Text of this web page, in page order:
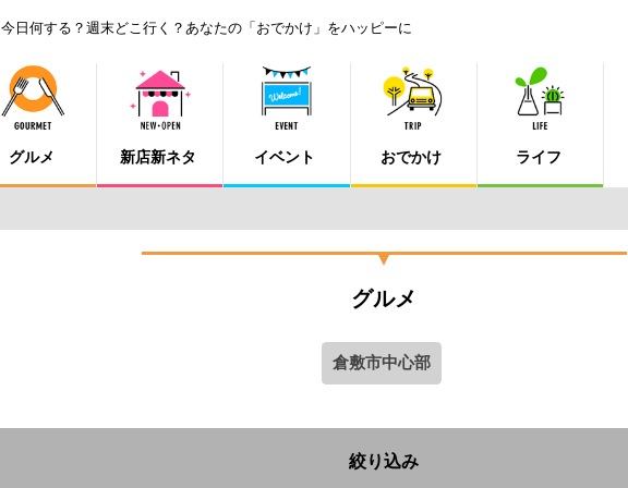
今日何する？週末どこ行く？あなたの「おでかけ」をハッピーに
グルメ 新店新ネタ イベント おでかけ ライフ
グルメ
倉敷市中心部
絞り込み